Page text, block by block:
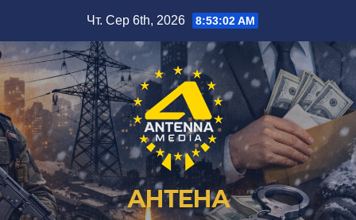
вмісту
Чт. Сер 6th, 2026 8:53:03 AM
АНТЕНА